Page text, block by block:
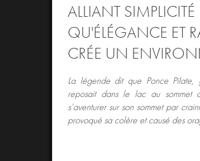
ALLIANT SIMPLICITÉ
QU'ÉLÉGANCE ET
CRÉE UN
La légende dit que Ponce Pilate,
reposait dans le lac au sommet
s’aventurer sur son sommet par
provoqué sa colère et causé des